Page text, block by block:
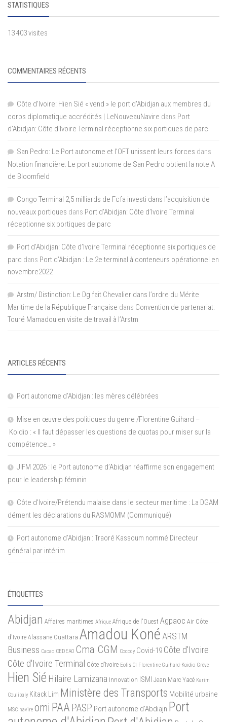
STATISTIQUES
13 403 visites
COMMENTAIRES RÉCENTS
Côte d'Ivoire: Hien Sié « vend » le port d'Abidjan aux membres du
corps diplomatique accrédités | LeNouveauNavire dans Port
d’Abidjan: Côte d’Ivoire Terminal réceptionne six portiques de parc
San Pedro: Le Port autonome et l’OFT unissent leurs forces dans
Notation financière: Le port autonome de San Pedro obtient la note A
de Bloomfield
Congo Terminal 2,5 milliards de Fcfa investi dans l’acquisition de
nouveaux portiques dans Port d’Abidjan: Côte d’Ivoire Terminal
réceptionne six portiques de parc
Port d'Abidjan: Côte d’Ivoire Terminal réceptionne six portiques de
parc dans Port d’Abidjan : Le 2e terminal à conteneurs opérationnel en
novembre2022
Arstm/ Distinction: Le Dg fait Chevalier dans l’ordre du Mérite
Maritime de la République Française dans Convention de partenariat:
Touré Mamadou en visite de travail à l’Arstm
ARTICLES RÉCENTS
Port autonome d’Abidjan : les mères célébrées
Mise en œuvre des politiques du genre /Florentine Guihard –
Koidio : « Il faut dépasser les questions de quotas pour miser sur la
compétence… »
JIFM 2026 : le Port autonome d’Abidjan réaffirme son engagement
pour le leadership féminin
Côte d’Ivoire/Prétendu malaise dans le secteur maritime : La DGAM
dément les déclarations du RASMOMM (Communiqué)
Port autonome d’Abidjan : Traoré Kassoum nommé Directeur
général par intérim
ÉTIQUETTES
Abidjan Affaires maritimes Afrique Afrique de l'Ouest Agpaoc Air Côte
d'Ivoire Alassane Ouattara Amadou Koné ARSTM
Business Cacao CEDEAO Cma CGM Cocody Covid-19 Côte d'Ivoire
Côte d'Ivoire Terminal Côte d’Ivoire Eolis CI Florentine Guihard-Koidio Grève
Hien Sié Hilaire Lamizana Innovation ISMI Jean Marc Yacé Karim
Coulibaly Kitack Lim Ministère des Transports Mobilité urbaine
MSC navire omi PAA PASP Port autonome d'Abdiajn Port